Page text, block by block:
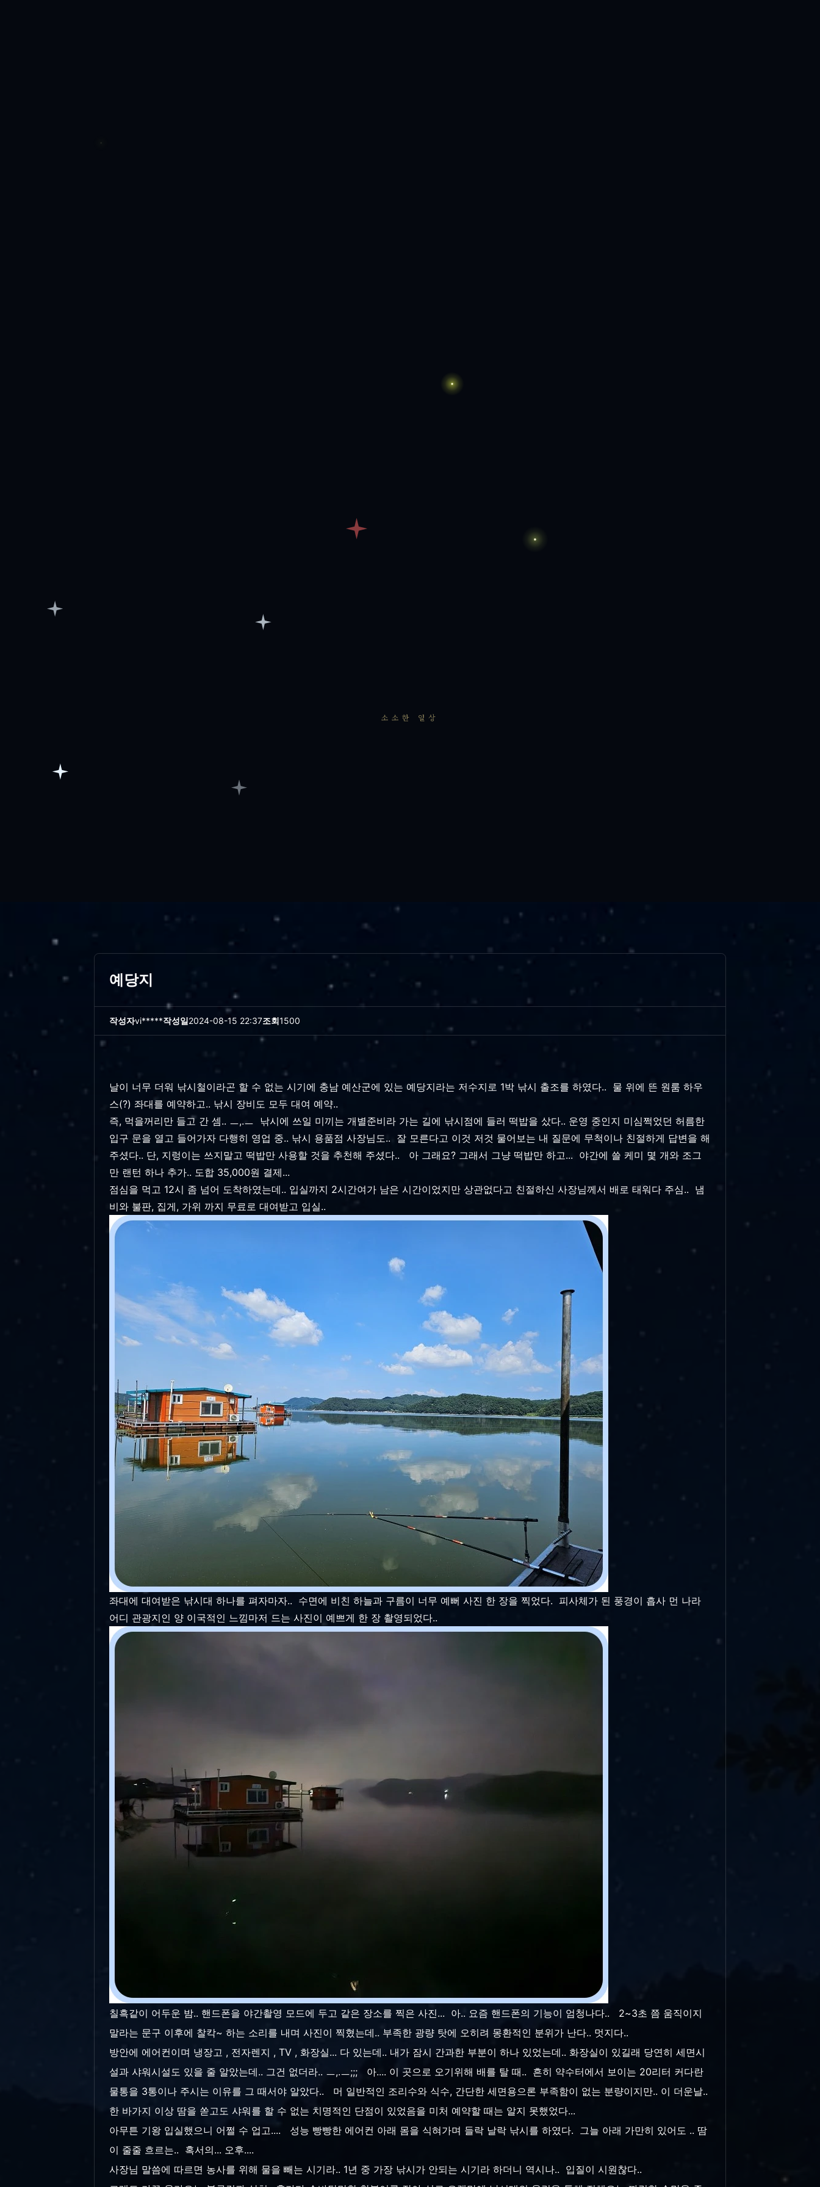
소소한 일상
예당지
작성자vi*****작성일2024-08-15 22:37조회1500
날이 너무 더워 낚시철이라곤 할 수 없는 시기에 충남 예산군에 있는 예당지라는 저수지로 1박 낚시 출조를 하였다.. 물 위에 뜬 원룸 하우
스(?) 좌대를 예약하고.. 낚시 장비도 모두 대여 예약..
즉, 먹을꺼리만 들고 간 셈.. ㅡ,.ㅡ 낚시에 쓰일 미끼는 개별준비라 가는 길에 낚시점에 들러 떡밥을 샀다.. 운영 중인지 미심쩍었던 허름한
입구 문을 열고 들어가자 다행히 영업 중.. 낚시 용품점 사장님도.. 잘 모른다고 이것 저것 물어보는 내 질문에 무척이나 친절하게 답변을 해
주셨다.. 단, 지렁이는 쓰지말고 떡밥만 사용할 것을 추천해 주셨다.. 아 그래요? 그래서 그냥 떡밥만 하고... 야간에 쓸 케미 몇 개와 조그
만 랜턴 하나 추가.. 도합 35,000원 결제...
점심을 먹고 12시 좀 넘어 도착하였는데.. 입실까지 2시간여가 남은 시간이었지만 상관없다고 친절하신 사장님께서 배로 태워다 주심.. 냄
비와 불판, 집게, 가위 까지 무료로 대여받고 입실..
좌대에 대여받은 낚시대 하나를 펴자마자.. 수면에 비친 하늘과 구름이 너무 예뻐 사진 한 장을 찍었다. 피사체가 된 풍경이 흡사 먼 나라
어디 관광지인 양 이국적인 느낌마저 드는 사진이 예쁘게 한 장 촬영되었다..
칠흑같이 어두운 밤.. 핸드폰을 야간촬영 모드에 두고 같은 장소를 찍은 사진... 아.. 요즘 핸드폰의 기능이 엄청나다.. 2~3초 쯤 움직이지
말라는 문구 이후에 찰칵~ 하는 소리를 내며 사진이 찍혔는데.. 부족한 광량 탓에 오히려 몽환적인 분위가 난다.. 멋지다..
방안에 에어컨이며 냉장고 , 전자렌지 , TV , 화장실... 다 있는데.. 내가 잠시 간과한 부분이 하나 있었는데.. 화장실이 있길래 당연히 세면시
설과 샤워시설도 있을 줄 알았는데.. 그건 없더라.. ㅡ,.ㅡ;;; 아.... 이 곳으로 오기위해 배를 탈 때.. 흔히 약수터에서 보이는 20리터 커다란
물통을 3통이나 주시는 이유를 그 때서야 알았다.. 머 일반적인 조리수와 식수, 간단한 세면용으론 부족함이 없는 분량이지만.. 이 더운날..
한 바가지 이상 땀을 쏟고도 샤워를 할 수 없는 치명적인 단점이 있었음을 미처 예약할 때는 알지 못했었다...
아무튼 기왕 입실했으니 어쩔 수 업고.... 성능 빵빵한 에어컨 아래 몸을 식혀가며 들락 날락 낚시를 하였다. 그늘 아래 가만히 있어도 .. 땀
이 줄줄 흐르는.. 혹서의... 오후....
사장님 말씀에 따르면 농사를 위해 물을 빼는 시기라.. 1년 중 가장 낚시가 안되는 시기라 하더니 역시나.. 입질이 시원찮다..